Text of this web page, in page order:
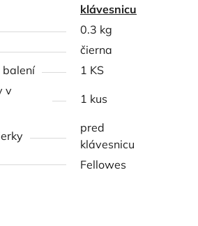
klávesnicu
0.3 kg
čierna
balení
1 KS
v
1 kus
pred
klávesnicu
Fellowes